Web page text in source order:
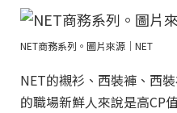
NET商務系列。圖片來源｜NET
NET的襯衫、西裝褲、西
的職場新鮮人來說是高CP